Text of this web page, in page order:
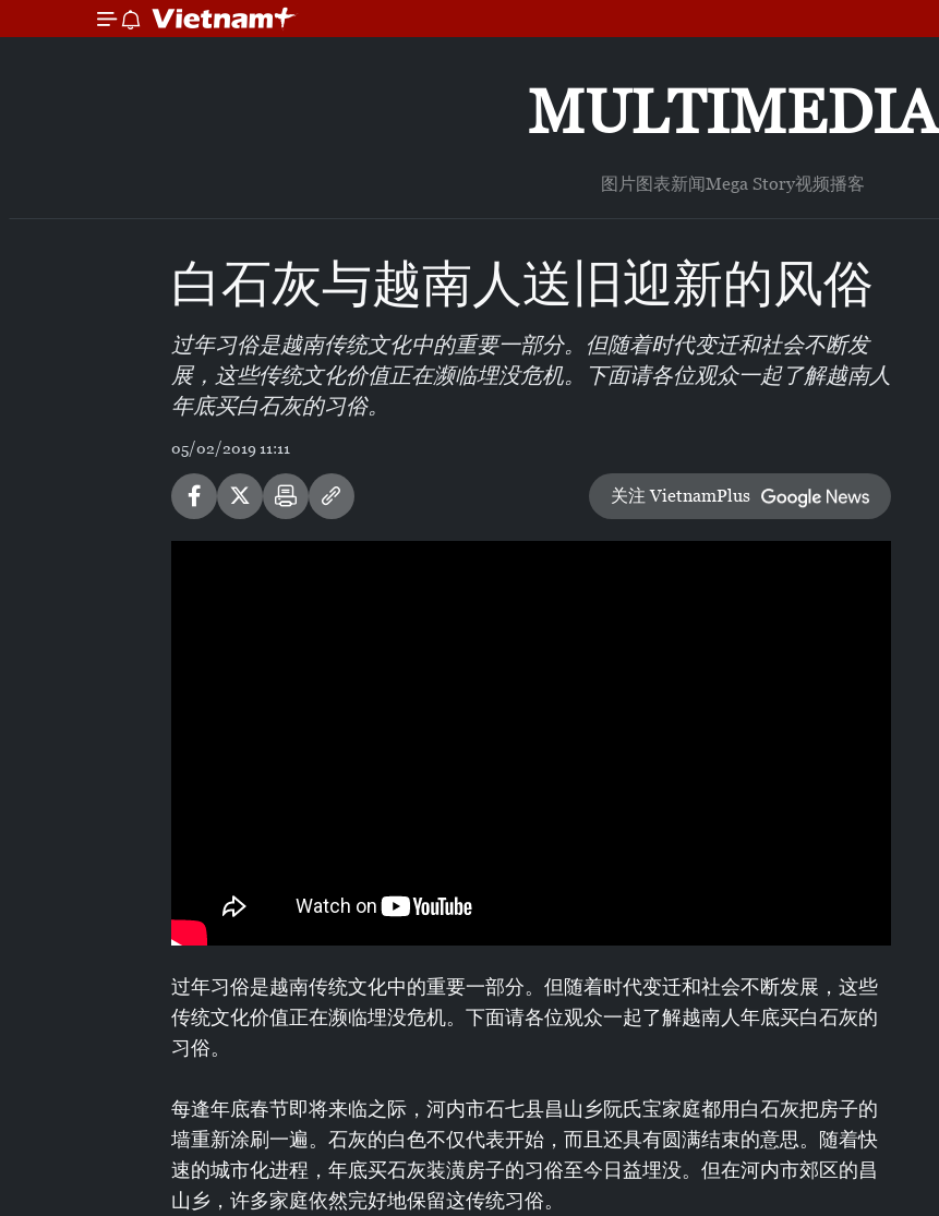
MULTIMEDIA
图片图表新闻Mega Story视频播客
白石灰与越南人送旧迎新的风俗
过年习俗是越南传统文化中的重要一部分。但随着时代变迁和社会不断发
展，这些传统文化价值正在濒临埋没危机。下面请各位观众一起了解越南人
年底买白石灰的习俗。
05/02/2019 11:11
关注 VietnamPlus
过年习俗是越南传统文化中的重要一部分。但随着时代变迁和社会不断发展，这些
传统文化价值正在濒临埋没危机。下面请各位观众一起了解越南人年底买白石灰的
习俗。
每逢年底春节即将来临之际，河内市石七县昌山乡阮氏宝家庭都用白石灰把房子的
墙重新涂刷一遍。石灰的白色不仅代表开始，而且还具有圆满结束的意思。随着快
速的城市化进程，年底买石灰装潢房子的习俗至今日益埋没。但在河内市郊区的昌
山乡，许多家庭依然完好地保留这传统习俗。